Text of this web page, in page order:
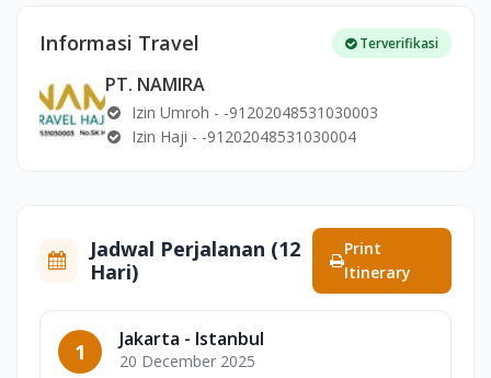
Informasi Travel Terverifikasi
PT. NAMIRA
Izin Umroh - -91202048531030003
Izin Haji - -91202048531030004
Jadwal Perjalanan (12
Hari)
Print
Itinerary
1 Jakarta - Istanbul
20 December 2025